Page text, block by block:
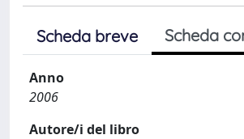
Scheda breve Scheda
Anno
2006
Autore/i del libro